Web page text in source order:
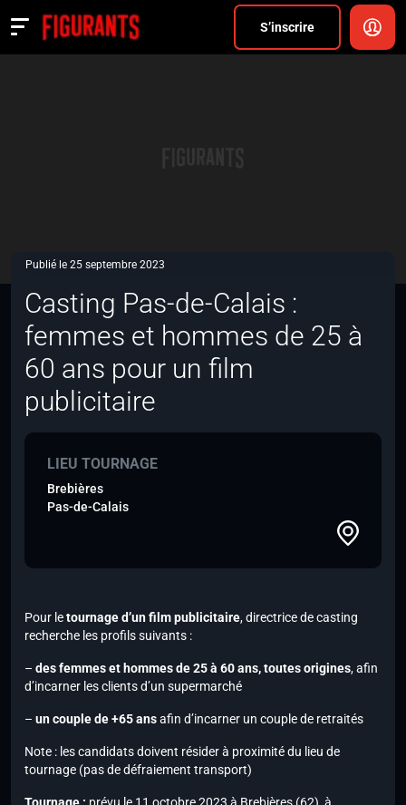
S’inscrire
Actualités
Publié le 25 septembre 2023
Casting Pas-de-Calais :
femmes et hommes de 25 à
60 ans pour un film
publicitaire
LIEU TOURNAGE
Brebières
Pas-de-Calais
Pour letournage d’un film publicitaire, directrice de casting
recherche les profils suivants :
– des femmes et hommes de 25 à 60 ans, toutes origines, afin
d’incarner les clients d’un supermarché
– un couple de +65 ansafin d’incarner un couple de retraités
Note : les candidats doivent résider à proximité du lieu de
tournage (pas de défraiement transport)